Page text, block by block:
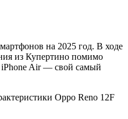
на 2025 год. В ходе
из Купертино помимо
iPhone Air — свой самый